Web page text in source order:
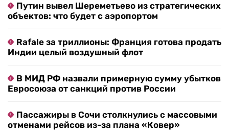
Путин вывел Шереметьево из стратегических
объектов: что будет с аэропортом
Rafale за триллионы: Франция готова продать
Индии целый воздушный флот
В МИД РФ назвали примерную сумму убытков
Евросоюза от санкций против России
Пассажиры в Сочи столкнулись с массовыми
отменами рейсов из-за плана «Ковер»